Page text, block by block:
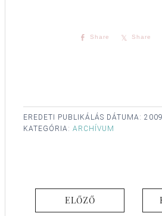
Share Share
EREDETI PUBLIKÁLÁS DÁTUMA:
KATEGÓRIA: ARCHÍVUM
ELŐZŐ